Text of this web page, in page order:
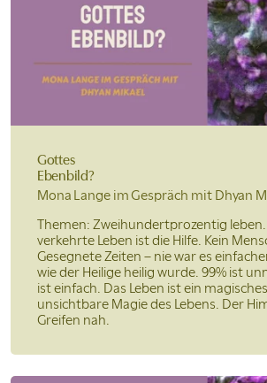
Gottes
Ebenbild?
Mona Lange im Gespräch mit Dhyan
Themen: Zweihundertprozentig leben.
verkehrte Leben ist die Hilfe. Kein
Gesegnete Zeiten – nie war es
wie der Heilige heilig wurde. 99% ist
ist einfach. Das Leben ist ein
unsichtbare Magie des Lebens. Der
Greifen nah.